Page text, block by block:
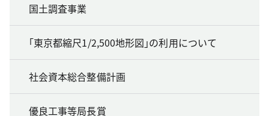
国土調査事業
｢東京都縮尺1/2,500地形図｣の利用について
社会資本総合整備計画
優良工事等局長賞